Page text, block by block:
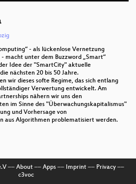
- als lückenlose Vernetzung
macht unter dem Buzzword „Smart“
Idee der "SmartCity" aktuelle
nächsten 20 bis 50 Jahre.
wir dieses softe Regime, das sich entlang
Verwertung entwickelt. Am
nähern wir uns den
im Sinne des "Überwachungskapitalismus"
und Vorhersage von
aus Algorithmen problematisiert werden.
–– About–– Apps–– Imprint–– Privacy––
c3voc